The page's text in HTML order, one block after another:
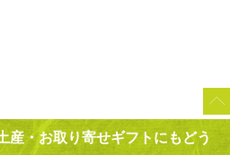
産・お取り寄せギフトにもどう